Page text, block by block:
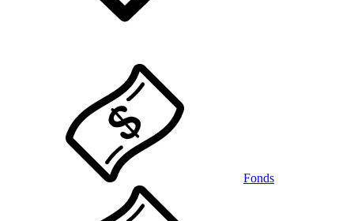
Fonds